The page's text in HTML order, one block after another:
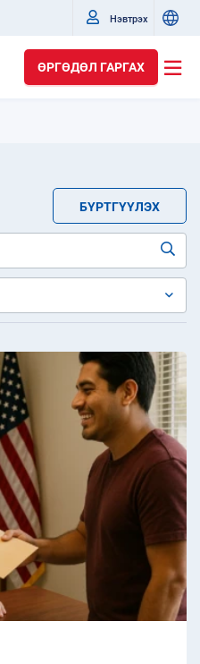
Нэвтрэх
ӨРГӨДӨЛ ГАРГАХ
БҮРТГҮҮЛЭХ